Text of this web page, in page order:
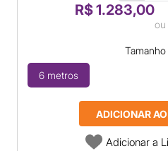
R$ 1.283,00
ou
6 metros
ADICIONAR
Adicionar a